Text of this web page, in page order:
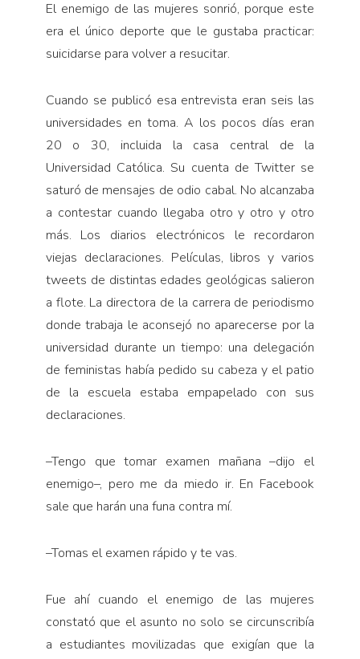
El enemigo de las mujeres sonrió, porque este
era el único deporte que le gustaba practicar:
suicidarse para volver a resucitar.
Cuando se publicó esa entrevista eran seis las
universidades en toma. A los pocos días eran
20 o 30, incluida la casa central de la
Universidad Católica. Su cuenta de Twitter se
saturó de mensajes de odio cabal. No alcanzaba
a contestar cuando llegaba otro y otro y otro
más. Los diarios electrónicos le recordaron
viejas declaraciones. Películas, libros y varios
tweets de distintas edades geológicas salieron
a flote. La directora de la carrera de periodismo
donde trabaja le aconsejó no aparecerse por la
universidad durante un tiempo: una delegación
de feministas había pedido su cabeza y el patio
de la escuela estaba empapelado con sus
declaraciones.
–Tengo que tomar examen mañana –dijo el
enemigo–, pero me da miedo ir. En Facebook
sale que harán una funa contra mí.
–Tomas el examen rápido y te vas.
Fue ahí cuando el enemigo de las mujeres
constató que el asunto no solo se circunscribía
a estudiantes movilizadas que exigían que la